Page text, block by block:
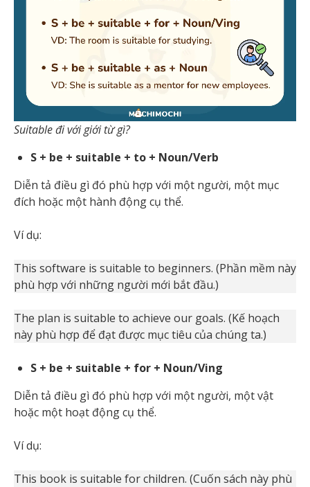
Suitable đi với giới từ gì?
S + be + suitable + to + Noun/Verb
Diễn tả điều gì đó phù hợp với một người, một mục
đích hoặc một hành động cụ thể.
Ví dụ:
This software is suitable to beginners. (Phần mềm này
phù hợp với những người mới bắt đầu.)
The plan is suitable to achieve our goals. (Kế hoạch
này phù hợp để đạt được mục tiêu của chúng ta.)
S + be + suitable + for + Noun/Ving
Diễn tả điều gì đó phù hợp với một người, một vật
hoặc một hoạt động cụ thể.
Ví dụ:
This book is suitable for children. (Cuốn sách này phù